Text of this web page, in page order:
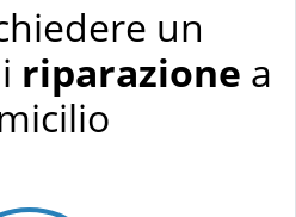
un
riparazione a